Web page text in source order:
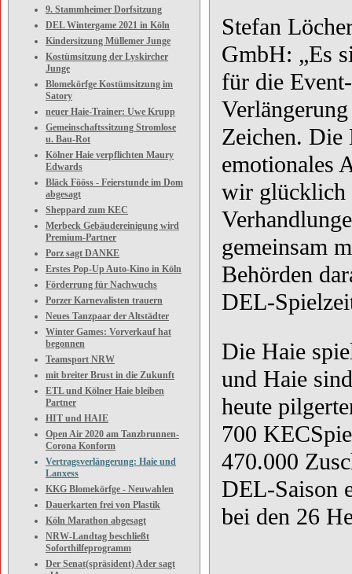
9. Stammheimer Dorfsitzung
DEL Wintergame 2021 in Köln
Kindersitzung Müllemer Junge
Kostümsitzung der Lyskircher
Junge
Blomekörfge Kostümsitzung im
Satory
neuer Haie-Trainer: Uwe Krupp
Gemeinschaftssitzung Stromlose
u. Bau-Rot
Kölner Haie verpflichten Maury
Edwards
Bläck Fööss - Feierstunde im Dom
abgesagt
Sheppard zum KEC
Merbeck Gebäudereinigung wird
Premium-Partner
Porz sagt DANKE
Erstes Pop-Up Auto-Kino in Köln
Förderrung für Nachwuchs
Porzer Karnevalisten trauern
Neues Tanzpaar der Altstädter
Winter Games: Vorverkauf hat
begonnen
Teamsport NRW
mit breiter Brust in die Zukunft
ETL und Kölner Haie bleiben
Partner
HIT und HAIE
Open Air 2020 am Tanzbrunnen-
Corona Konform
Vertragsverlängerung: Haie und
Lanxess
KKG Blomekörfge - Neuwahlen
Dauerkarten frei von Plastik
Köln Marathon abgesagt
NRW-Landtag beschließt
Soforthilfeprogramm
Der Senat(spräsident) Ader sagt
Stefan
GmbH: „Es
für die
Zeichen. Die
emotionales
wir glücklich
gemeinsam
Behörden
DEL-
Die Haie
und Haie
heute
700
470.000
DEL-Saison
bei den 26